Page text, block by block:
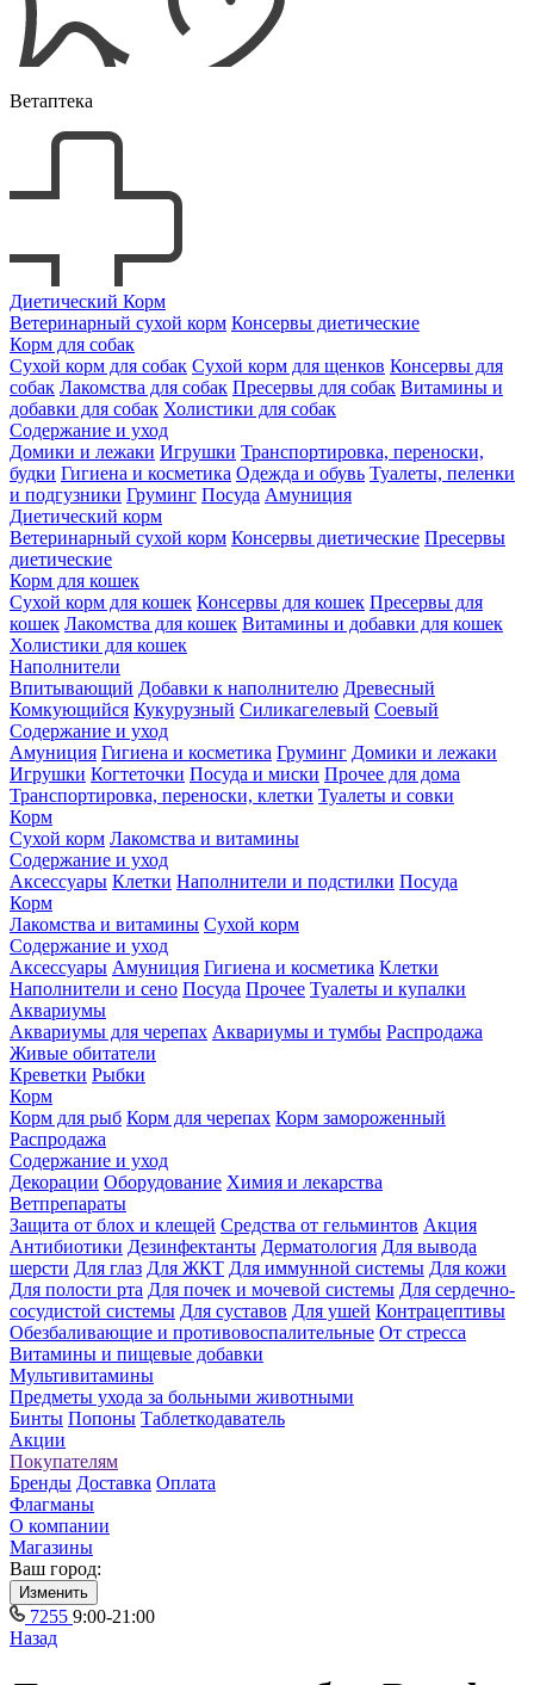
Ветаптека
Диетический Корм
Ветеринарный сухой корм Консервы диетические
Корм для собак
Сухой корм для собак Сухой корм для щенков Консервы для
собак Лакомства для собак Пресервы для собак Витамины и
добавки для собак Холистики для собак
Содержание и уход
Домики и лежаки Игрушки Транспортировка, переноски,
будки Гигиена и косметика Одежда и обувь Туалеты, пеленки
и подгузники Груминг Посуда Амуниция
Диетический корм
Ветеринарный сухой корм Консервы диетические Пресервы
диетические
Корм для кошек
Сухой корм для кошек Консервы для кошек Пресервы для
кошек Лакомства для кошек Витамины и добавки для кошек
Холистики для кошек
Наполнители
Впитывающий Добавки к наполнителю Древесный
Комкующийся Кукурузный Силикагелевый Соевый
Содержание и уход
Амуниция Гигиена и косметика Груминг Домики и лежаки
Игрушки Когтеточки Посуда и миски Прочее для дома
Транспортировка, переноски, клетки Туалеты и совки
Корм
Сухой корм Лакомства и витамины
Содержание и уход
Аксессуары Клетки Наполнители и подстилки Посуда
Корм
Лакомства и витамины Сухой корм
Содержание и уход
Аксессуары Амуниция Гигиена и косметика Клетки
Наполнители и сено Посуда Прочее Туалеты и купалки
Аквариумы
Аквариумы для черепах Аквариумы и тумбы Распродажа
Живые обитатели
Креветки Рыбки
Корм
Корм для рыб Корм для черепах Корм замороженный
Распродажа
Содержание и уход
Декорации Оборудование Химия и лекарства
Ветпрепараты
Защита от блох и клещей Средства от гельминтов Акция
Антибиотики Дезинфектанты Дерматология Для вывода
шерсти Для глаз Для ЖКТ Для иммунной системы Для кожи
Для полости рта Для почек и мочевой системы Для сердечно-
сосудистой системы Для суставов Для ушей Контрацептивы
Обезбаливающие и противовоспалительные От стресса
Витамины и пищевые добавки
Мультивитамины
Предметы ухода за больными животными
Бинты Попоны Таблеткодаватель
Акции
Покупателям
Бренды Доставка Оплата
Флагманы
О компании
Магазины
Ваш город:
Изменить
7255 9:00-21:00
Назад